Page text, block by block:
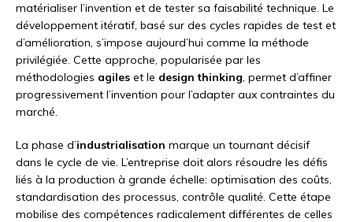
matérialiser l’invention et de tester sa faisabilité technique. Le
développement itératif, basé sur des cycles rapides de test et
d’amélioration, s’impose aujourd’hui comme la méthode
privilégiée. Cette approche, popularisée par les
méthodologies agiles et le design thinking, permet d’affiner
progressivement l’invention pour l’adapter aux contraintes du
marché.
La phase d’industrialisation marque un tournant décisif
dans le cycle de vie. L’entreprise doit alors résoudre les défis
liés à la production à grande échelle: optimisation des coûts,
standardisation des processus, contrôle qualité. Cette étape
mobilise des compétences radicalement différentes de celles